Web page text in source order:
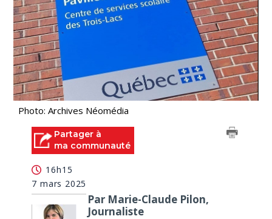
Photo: Archives Néomédia
Partager à
ma communauté
16h15
7 mars 2025
Par Marie-Claude Pilon,
Journaliste